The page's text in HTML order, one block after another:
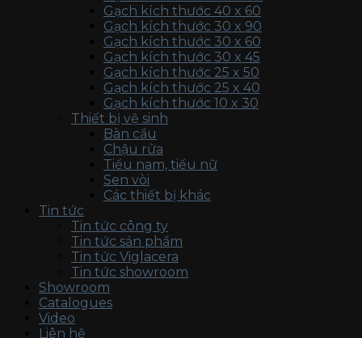
Gạch kích thước 40 x 60
Gạch kích thước 30 x 90
Gạch kích thước 30 x 60
Gạch kích thước 30 x 45
Gạch kích thước 25 x 50
Gạch kích thước 25 x 40
Gạch kích thước 10 x 30
Thiết bị vệ sinh
Bàn cầu
Chậu rửa
Tiểu nam, tiểu nữ
Sen vòi
Các thiết bị khác
Tin tức
Tin tức công ty
Tin tức sản phẩm
Tin tức Viglacera
Tin tức showroom
Showroom
Catalogues
Video
Liên hệ